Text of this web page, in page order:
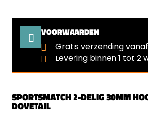
SPORTSMATCH 2-DELIG 30MM
DOVETAIL
VOORWAARDEN
Gratis verzending
Levering binnen 1 tot 2